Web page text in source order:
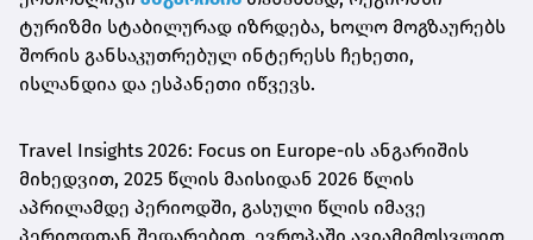
ტურიზმი სტაბილურად იზრდება, ხოლო მოგზაურებს
შორის განსაკუთრებულ ინტერესს ჩეხეთი,
ისლანდია და ესპანეთი იწვევს.
Travel Insights 2026: Focus on Europe-ის ანგარიშის
მიხედვით, 2025 წლის მაისიდან 2026 წლის
აპრილამდე პერიოდში, გასული წლის იმავე